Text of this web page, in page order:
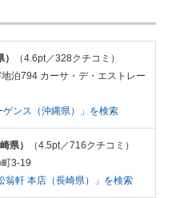
（4.6pt／328クチコミ）
泊794 カーサ・デ・エストレー
ンス（沖縄県）」を検索
県）
（4.5pt／716クチコミ）
3-19
翁軒 本店（長崎県）」を検索